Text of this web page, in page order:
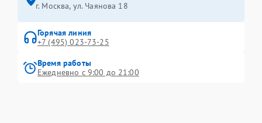
г. Москва, ул. Чаянова 18
Горячая линия
+7 (495) 023-73-25
Время работы
Ежедневно с 9:00 до 21:00